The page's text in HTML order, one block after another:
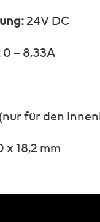
24V DC
0 – 8,33A
für den
x 18,2 mm